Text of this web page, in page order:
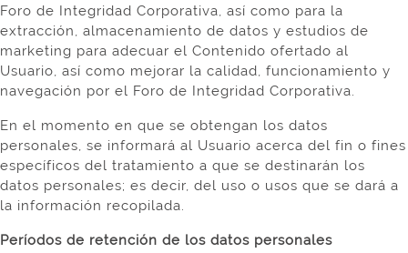
Foro de Integridad Corporativa, así como para la
extracción, almacenamiento de datos y estudios de
marketing para adecuar el Contenido ofertado al
Usuario, así como mejorar la calidad, funcionamiento y
navegación por el Foro de Integridad Corporativa.
En el momento en que se obtengan los datos
personales, se informará al Usuario acerca del fin o fines
específicos del tratamiento a que se destinarán los
datos personales; es decir, del uso o usos que se dará a
la información recopilada.
Períodos de retención de los datos personales